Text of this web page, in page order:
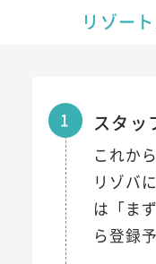
リゾー
1 スタッ
これか
リゾバ
は「ま
ら登録